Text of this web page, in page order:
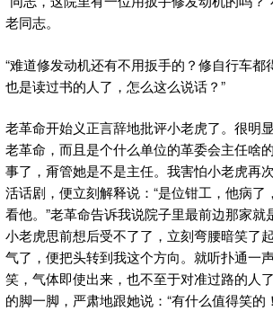
老同志。
“难道修发动机还有不用扳手的？修自行车都
也是读过书的人了，怎么这么说话？”
老革命开始义正言辞地批评小老虎了。很明
老革命，而且是个什么单位的革委会主任啥
事了，甭管她是不是主任。我害怕小老虎再
活话剧，便立刻解释说：“是位钳工，他病了
看他。”老革命告诉我说院子里最前边那家就
小老虎思前想后受不了了，立刻弯腰暗笑了
气了，便把头转到我这个方向。就听扑通一
笑，气体即使出来，也不至于对准过路的人
的脚一脚，严肃地跟她说：“有什么值得笑的